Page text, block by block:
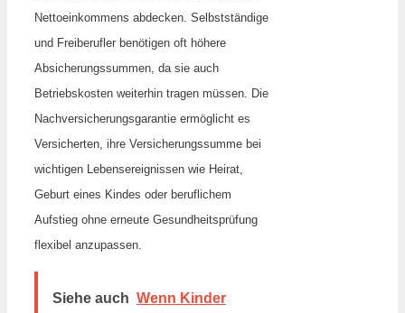
Nettoeinkommens abdecken. Selbstständige
und Freiberufler benötigen oft höhere
Absicherungssummen, da sie auch
Betriebskosten weiterhin tragen müssen. Die
Nachversicherungsgarantie ermöglicht es
Versicherten, ihre Versicherungssumme bei
wichtigen Lebensereignissen wie Heirat,
Geburt eines Kindes oder beruflichem
Aufstieg ohne erneute Gesundheitsprüfung
flexibel anzupassen.
Siehe auch Wenn Kinder